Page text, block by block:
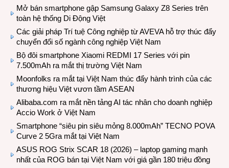
Mở bán smartphone gập Samsung Galaxy Z8 Series trên
toàn hệ thống Di Động Việt
Các giải pháp Trí tuệ Công nghiệp từ AVEVA hỗ trợ thúc đẩy
chuyển đổi số ngành công nghiệp Việt Nam
Bộ đôi smartphone Xiaomi REDMI 17 Series với pin
7.500mAh ra mắt thị trường Việt Nam
Moonfolks ra mắt tại Việt Nam thúc đẩy hành trình của các
thương hiệu Việt vươn tầm ASEAN
Alibaba.com ra mắt nền tảng AI tác nhân cho doanh nghiệp
Accio Work ở Việt Nam
Smartphone “siêu pin siêu mỏng 8.000mAh” TECNO POVA
Curve 2 5Gra mắt tại Việt Nam
ASUS ROG Strix SCAR 18 (2026) – laptop gaming mạnh
nhất của ROG bán tại Việt Nam với giá gần 180 triệu đồng